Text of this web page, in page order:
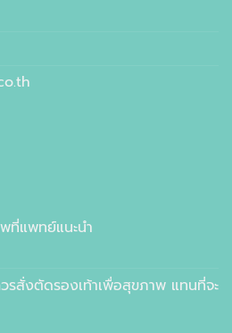
ที่แพทย์แนะนำ
สั่งตัดรองเท้าเพื่อสุขภาพ แทนที่จะ